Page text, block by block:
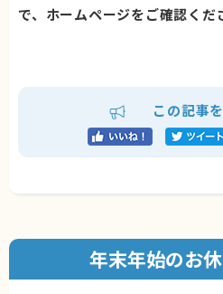
で、ホームページをご確認くだ
この記事
年末年始のお